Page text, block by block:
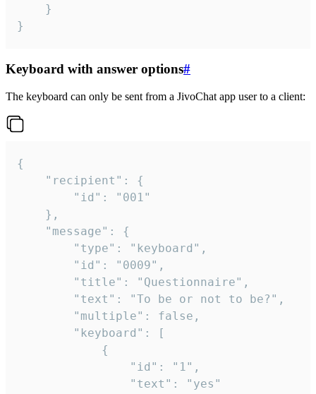
}
Keyboard with answer options#
The keyboard can only be sent from a JivoChat app user to a client:
{